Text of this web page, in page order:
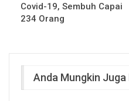
Covid-19, Sembuh Capai
234 Orang
Anda Mungkin